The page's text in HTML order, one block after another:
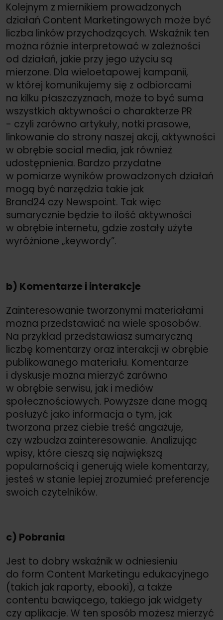
Kolejnym z miernikiem prowadzonych
działań Content Marketingowych może być
liczba linków przychodzących. Wskaźnik ten
można różnie interpretować w zależności
od działań, jakie przy jego użyciu są
mierzone. Dla wieloetapowej kampanii,
w której komunikujemy się z odbiorcami
na kilku płaszczyznach, może to być suma
wszystkich aktywności o charakterze PR
- czyli zarówno artykuły, notki prasowe,
linkowanie do strony naszej akcji, aktywności
w obrębie social media, jak również
udostępnienia. Bardzo przydatne
w pomiarze wyników prowadzonych działań
mogą być narzędzia takie jak
Brand24 czy Newspoint. Tak więc
sumarycznie będzie to ilość aktywności
w obrębie internetu, gdzie zostały użyte
wyróżnione „keywordy”.
b) Komentarze i interakcje
Zainteresowanie tworzonymi materiałami
można przedstawiać na wiele sposobów.
Na przykład przedstawiasz sumaryczną
liczbę komentarzy oraz interakcji w obrębie
publikowanego materiału. Komentarze
i dyskusje można mierzyć zarówno
w obrębie serwisu, jak i mediów
społecznościowych. Powyższe dane mogą
posłużyć jako informacja o tym, jak
tworzona przez ciebie treść angażuje,
czy wzbudza zainteresowanie. Analizując
wpisy, które cieszą się największą
popularnością i generują wiele komentarzy,
jesteś w stanie lepiej zrozumieć preferencje
swoich czytelników.
c) Pobrania
Jest to dobry wskaźnik w odniesieniu
do form Content Marketingu edukacyjnego
(takich jak raporty, ebooki), a także
contentu bawiącego, takiego jak widgety
czy aplikacje. W ten sposób możesz mierzyć